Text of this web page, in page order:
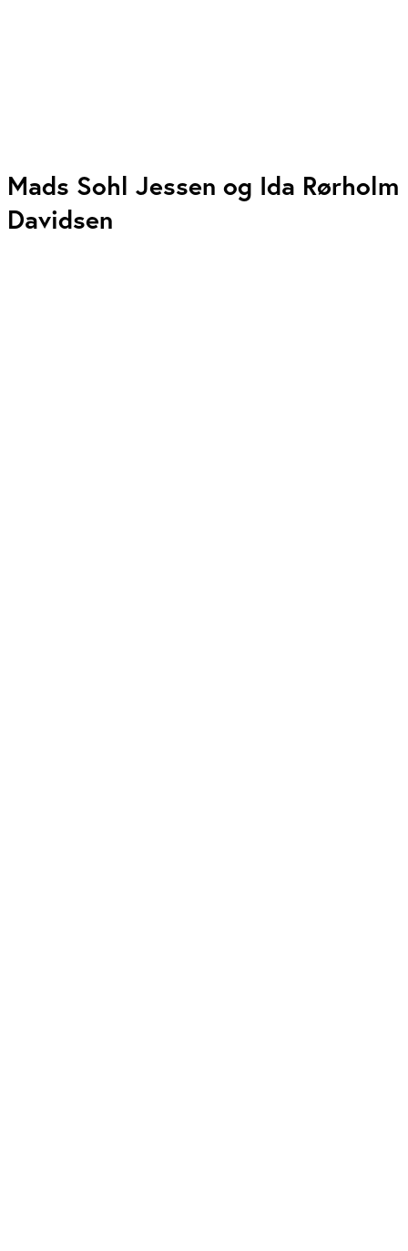
Mads Sohl Jessen og Ida Rørholm
Davidsen